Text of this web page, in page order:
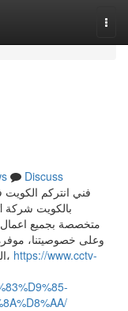
Discuss
فني انتركم الكويت
متخصصة بجميع اعمال
وعلى خصوصيتنا،
الكبيرة والفلل والاماكن الهامة كالسفارات وغيرها، https://www.cctv-